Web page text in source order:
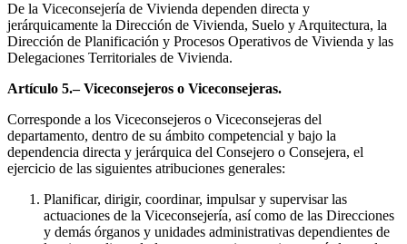
De la Viceconsejería de Vivienda dependen directa y
jerárquicamente la Dirección de Vivienda, Suelo y Arquitectura, la
Dirección de Planificación y Procesos Operativos de Vivienda y las
Delegaciones Territoriales de Vivienda.
Artículo 5.– Viceconsejeros o Viceconsejeras.
Corresponde a los Viceconsejeros o Viceconsejeras del
departamento, dentro de su ámbito competencial y bajo la
dependencia directa y jerárquica del Consejero o Consejera, el
ejercicio de las siguientes atribuciones generales:
Planificar, dirigir, coordinar, impulsar y supervisar las
actuaciones de la Viceconsejería, así como de las Direcciones
y demás órganos y unidades administrativas dependientes de